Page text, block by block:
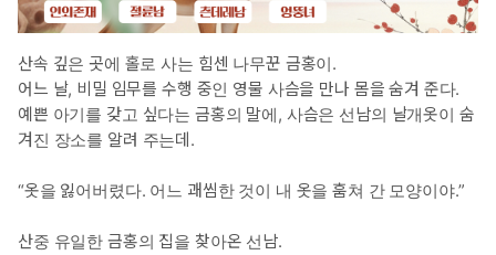
*이럴 때 보세요: 예쁜 아기를 갖고 싶은 순진한 여주와 결국 여주에
게 감기는 계략남을 보고 싶을 때
*공감 글귀: “너와 색사를 나눠 정기를 채울 것이다.”
산속 깊은 곳에 홀로 사는 힘센 나무꾼 금홍이.
어느 날, 비밀 임무를 수행 중인 영물 사슴을 만나 몸을 숨겨 준다.
예쁜 아기를 갖고 싶다는 금홍의 말에, 사슴은 선남의 날개옷이 숨
겨진 장소를 알려 주는데.
“옷을 잃어버렸다. 어느 괘씸한 것이 내 옷을 훔쳐 간 모양이야.”
산중 유일한 금홍의 집을 찾아온 선남.